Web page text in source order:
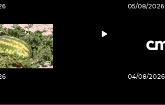
05/08/2026
04/08/2026